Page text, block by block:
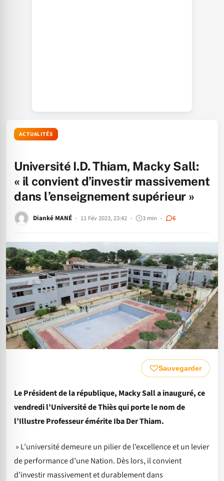
ACTUALITÉS
Université I.D. Thiam, Macky Sall:
« il convient d’investir massivement
dans l’enseignement supérieur »
Dianké MANÉ 11 Fév 2023, 23:42 3 min 6
Sauvegarder
Le Président de la république, Macky Sall a inauguré, ce
vendredi l’Université de Thiès qui porte le nom de
l’Illustre Professeur émérite Iba Der Thiam.
» L’université demeure un pilier de l’excellence et un levier
de performance d’une Nation. Dès lors, il convient
d’investir massivement et durablement dans